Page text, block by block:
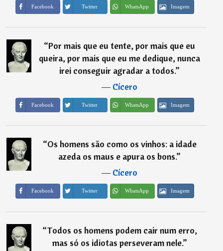
Facebook Twitter WhatsApp Imagem
“Por mais que eu tente, por mais que eu
queira, por mais que eu me dedique, nunca
irei conseguir agradar a todos.”
―Cícero
Facebook Twitter WhatsApp Imagem
“Os homens são como os vinhos: a idade
azeda os maus e apura os bons.”
―Cícero
Facebook Twitter WhatsApp Imagem
“Todos os homens podem cair num erro,
mas só os idiotas perseveram nele.”